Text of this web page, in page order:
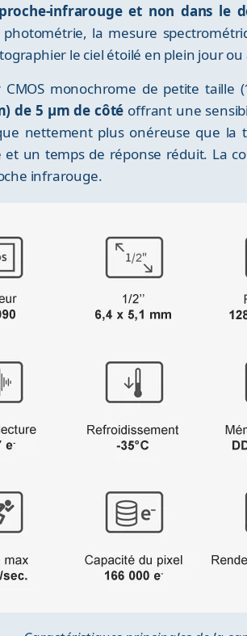
infrarouge et non dans le
la mesure
le ciel étoilé en plein jour
monochrome de petite taille
de 5 µm de côté offrant une
nettement plus onéreuse que la
un temps de réponse réduit. La
infrarouge.